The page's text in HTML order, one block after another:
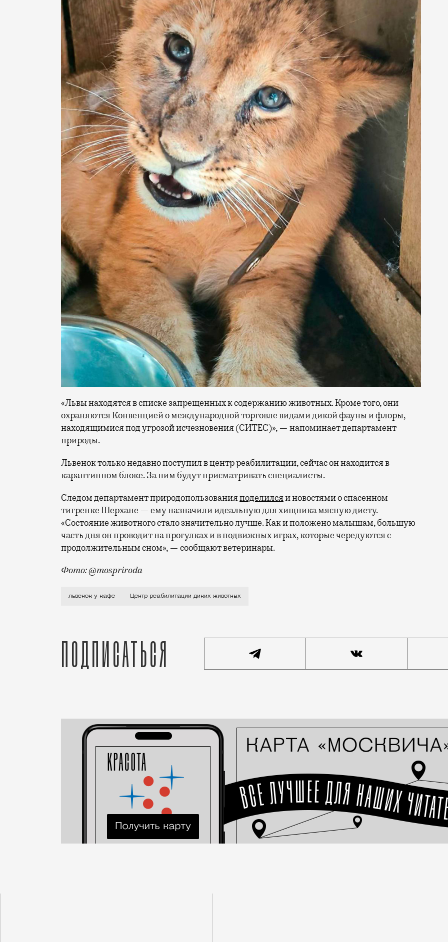
«Львы находятся в списке запрещенных к содержанию животных. Кроме того, они
охраняются Конвенцией о международной торговле видами дикой фауны и флоры,
находящимися под угрозой исчезновения (СИТЕС)», — напоминает департамент
природы.
Львенок только недавно поступил в центр реабилитации, сейчас он находится в
карантинном блоке. За ним будут присматривать специалисты.
Следом департамент природопользованияподелилсяи новостями о спасенном
тигренке Шерхане — ему назначили идеальную для хищника мясную диету.
«Состояние животного стало значительно лучше. Как и положено малышам, большую
часть дня он проводит на прогулках и в подвижных играх, которые чередуются с
продолжительным сном», — сообщают ветеринары.
Фото: @mospriroda
В начале августа стало известно о спасении тигренка Шерхана, которого москвич
львенок у кафе Центр реабилитации диких животных
Подписаться